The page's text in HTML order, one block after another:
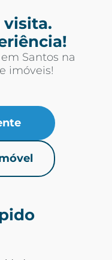
visita.
Santos na
imóveis!